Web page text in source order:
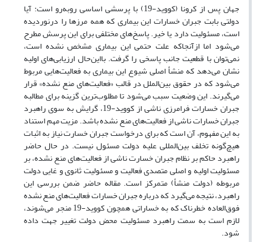
جهان پس از کرونا (کووید-19) با پرسشی اساسی رو‌به‌رو است: آیا
دولتی بابت جبران خسارات این بیماری که همه مرزها را در‌نوردیده
است، مسئولیت دارد یا خیر. پاسخ‌های مختلفی برای این پرسش مطرح
می‌شود اما از‌آنجاکه علت حتمی این بیماری مشخص نشده است،
نمی‌توان با قطعیت جانب پاسخی را گرفت. با‌‌این‌حال ارزیابی‌های اولیه
نشان می‌دهد که منشأ اصلی شیوع این بیماری به فعالیت‌هایی مربوط
می‌شود که در حقوق بین‌الملل در قالب «فعالیت‌های منع ‌نشده» قرار
می‌گیرند. این وضعیت سبب می‌شود تا مطلوب‌ترین گزینه برای مطالبه
جبران خسارات فرامرزی ناشی از کووید-19، گرایش به سوی راهبرد
جبران خسارات ناشی از فعالیت‌های منع ‌نشده باشد. مزیت مهم استناد
به این مفهوم، آن است که برای درخواست جبران خسارت نیاز به اثبات
هیچ‌گونه تخلف بین‌المللی علیه دولت مسئول نیست. در حال حاضر
راهبرد حاکم بر نظام جبران خسارت ناشی از فعالیت‌های منع ‌نشده، بر
مسئولیت اولیه و اصلی متصدی فعالیت و مسئولیت ثانوی و غایی دولت
مربوطه (دولت منشأ) متمرکز است. مقاله حاضر ضمن بررسی این
راهبرد، نتیجه‌ می‌گیرد که درباره جبران خسارات فعالیت‌های منع ‌نشده‌
فوق‌العاده خطرناک که به خساراتی همچون کووید-19 منجر می‌شوند،
لازم است به سمت راهبرد مسئولیت محض دولت تغییر جهت داده
شود.